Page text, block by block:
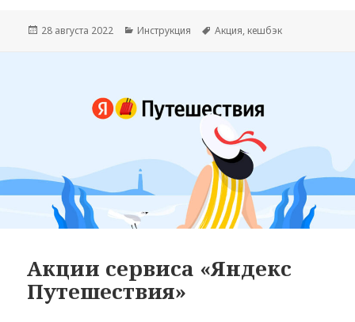
Опубликовано
28 августа 2022 Рубрики
Инструкция Метки
Акция, кешбэк
Акции сервиса «Яндекс
Путешествия»